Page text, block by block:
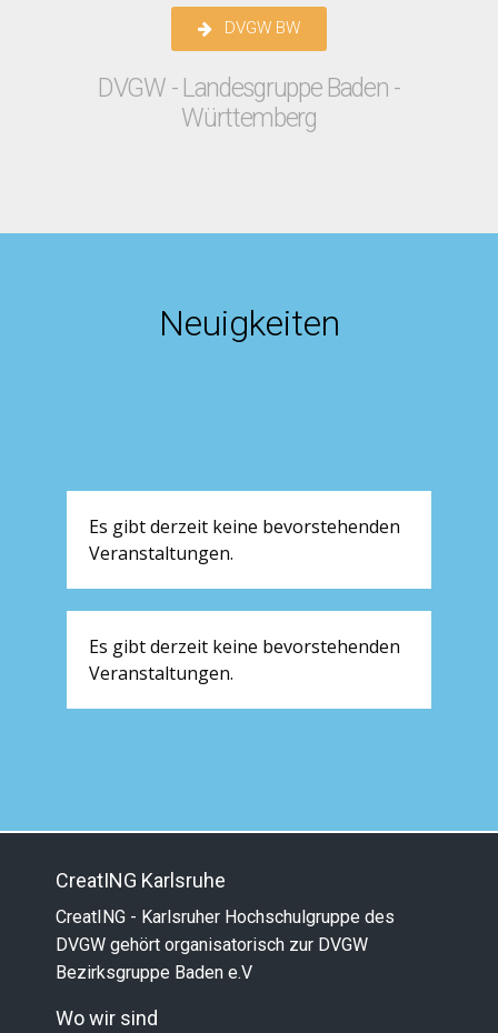
DVGW BW
DVGW - Landesgruppe Baden -
Württemberg
Neuigkeiten
Es gibt derzeit keine bevorstehenden
Veranstaltungen.
Es gibt derzeit keine bevorstehenden
Veranstaltungen.
CreatING Karlsruhe
CreatING - Karlsruher Hochschulgruppe des
DVGW gehört organisatorisch zur DVGW
Bezirksgruppe Baden e.V
Wo wir sind